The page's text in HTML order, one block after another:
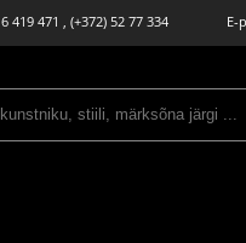
419 471 , (+372) 52 77 334 E-